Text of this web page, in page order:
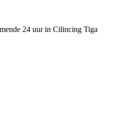
24 uur in Cilincing Tiga